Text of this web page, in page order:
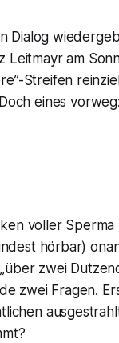
Dialog
Leitmayr am
Streifen
eines
voller
hörbar)
zwei
zwei Fragen.